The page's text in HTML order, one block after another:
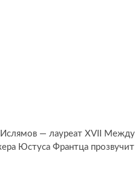
— лауреат XVII
Юстуса Франтца